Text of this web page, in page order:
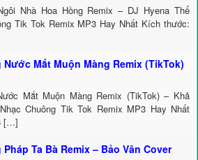
Nhà Hoa Hồng Remix – DJ Hyena Thể
Tik Tok Remix MP3 Hay Nhất Kích thước:
Nước Mắt Muộn Màng Remix (TikTok)
Mắt Muộn Màng Remix (TikTok) – Khả
Chuông Tik Tok Remix MP3 Hay Nhất
[…]
Ta Bà Remix – Bảo Vân Cover